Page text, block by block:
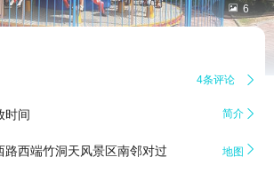
 6
4条评论 
时间 简介 
路西端竹洞天风景区南邻对过 地图 